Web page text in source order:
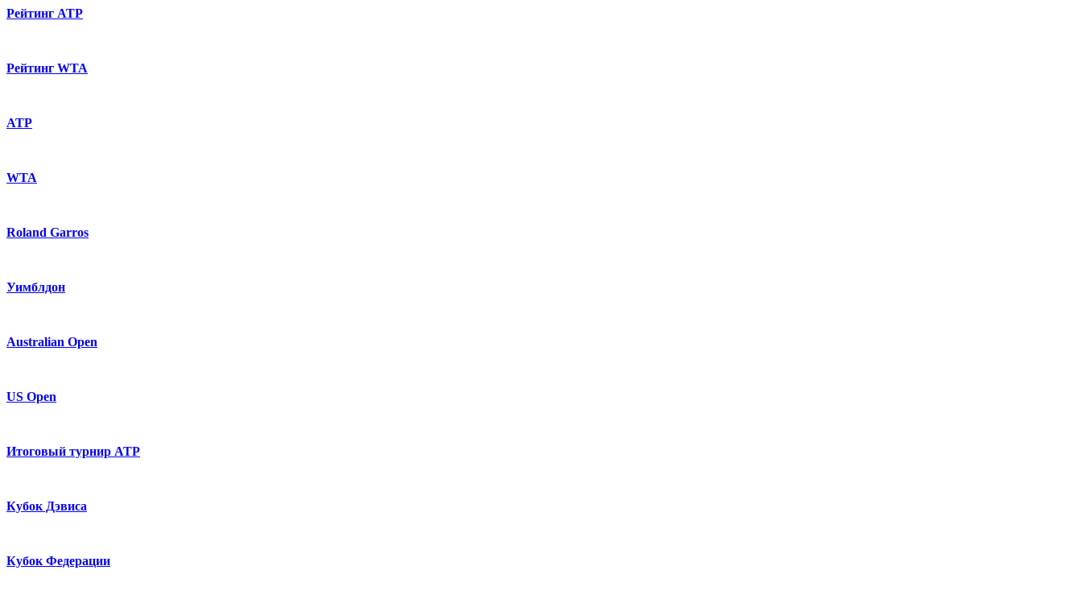
Рейтинг ATP
Рейтинг WTA
ATP
WTA
Roland Garros
Уимблдон
Australian Open
US Open
Итоговый турнир ATP
Кубок Дэвиса
Кубок Федерации